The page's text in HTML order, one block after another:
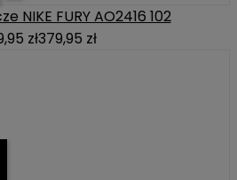
NIKE FURY AO2416 102
zł379,95 zł